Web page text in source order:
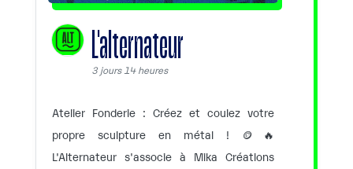
L'alternateur
3 jours 14 heures
Atelier Fonderie : Créez et coulez votre
propre sculpture en métal ! 🪙🔥
L'Alternateur s'associe à Mika Créations